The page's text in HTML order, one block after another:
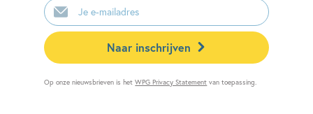
mailadres
Naar inschrijven
Op onze nieuwsbrieven is hetWPG Privacy Statement van toepassing.